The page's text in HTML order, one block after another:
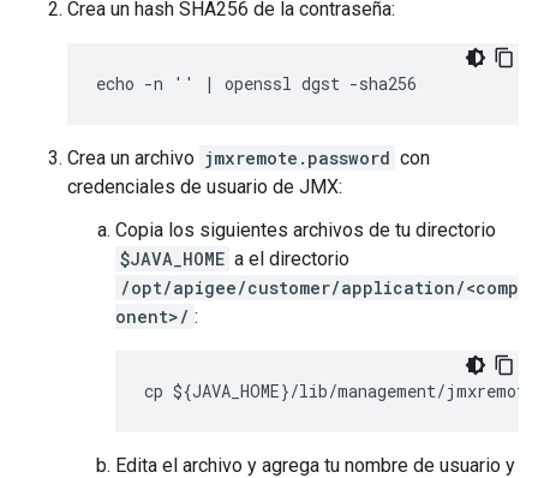
Crea un hash SHA256 de la contraseña:
echo -n ' ' | openssl dgst -sha256
Crea un archivo jmxremote.password con
credenciales de usuario de JMX:
Copia los siguientes archivos de tu directorio
$JAVA_HOME a el directorio
/opt/apigee/customer/application/<comp
onent>/ :
cp ${JAVA_HOME}/lib/management/
Edita el archivo y agrega tu nombre de usuario y